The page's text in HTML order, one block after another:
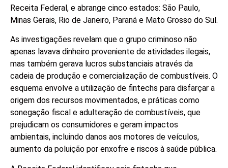
Receita Federal, e abrange cinco estados: São Paulo,
Minas Gerais, Rio de Janeiro, Paraná e Mato Grosso do Sul.
As investigações revelam que o grupo criminoso não
apenas lavava dinheiro proveniente de atividades ilegais,
mas também gerava lucros substanciais através da
cadeia de produção e comercialização de combustíveis. O
esquema envolve a utilização de fintechs para disfarçar a
origem dos recursos movimentados, e práticas como
sonegação fiscal e adulteração de combustíveis, que
prejudicam os consumidores e geram impactos
ambientais, incluindo danos aos motores de veículos,
aumento da poluição por enxofre e riscos à saúde pública.